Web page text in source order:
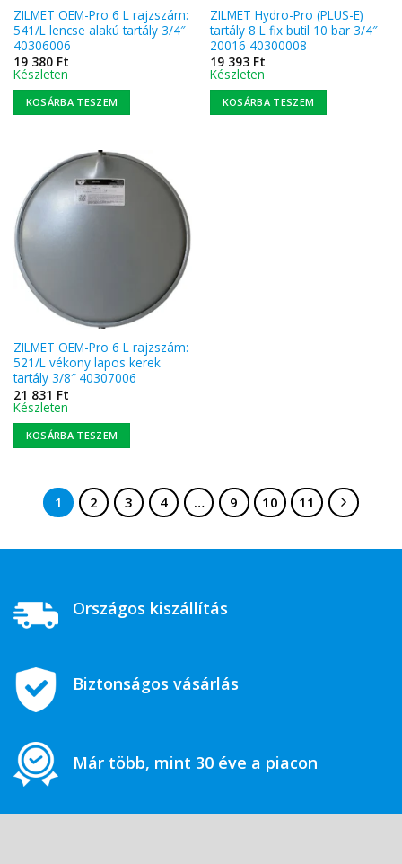
ZILMET OEM-Pro 6 L rajzszám:
541/L lencse alakú tartály 3/4″
40306006
19 380 Ft
Készleten
KOSÁRBA TESZEM
ZILMET Hydro-Pro (PLUS-E)
tartály 8 L fix butil 10 bar 3/4″
20016 40300008
19 393 Ft
Készleten
KOSÁRBA TESZEM
ZILMET OEM-Pro 6 L rajzszám:
521/L vékony lapos kerek
tartály 3/8″ 40307006
21 831 Ft
Készleten
KOSÁRBA TESZEM
1 2 3 4 … 9 10 11
Országos kiszállítás
Biztonságos vásárlás
Már több, mint 30 éve a piacon